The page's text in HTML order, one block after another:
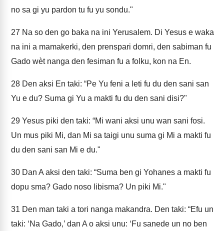
no sa gi yu pardon tu fu yu sondu."
27 Na so den go baka na ini Yerusalem. Di Yesus e waka
na ini a mamakerki, den prenspari domri, den sabiman fu
Gado wèt nanga den fesiman fu a folku, kon na En.
28 Den aksi En taki: “Pe Yu feni a leti fu du den sani san
Yu e du? Suma gi Yu a makti fu du den sani disi?"
29 Yesus piki den taki: “Mi wani aksi unu wan sani fosi.
Un mus piki Mi, dan Mi sa taigi unu suma gi Mi a makti fu
du den sani san Mi e du."
30 Dan A aksi den taki: “Suma ben gi Yohanes a makti fu
dopu sma? Gado noso libisma? Un piki Mi."
31 Den man taki a tori nanga makandra. Den taki: “Efu un
taki: ‘Na Gado,’ dan A o aksi unu: ‘Fu sanede un no ben